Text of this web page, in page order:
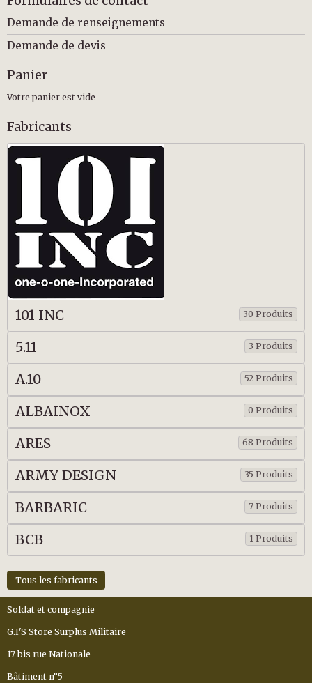
Demande de renseignements
Demande de devis
Panier
Votre panier est vide
Fabricants
101 INC 30 Produits
5.11 3 Produits
A.10 52 Produits
ALBAINOX 0 Produits
ARES 68 Produits
ARMY DESIGN 35 Produits
BARBARIC 7 Produits
BCB 1 Produits
Tous les fabricants
Soldat et compagnie
G.I'S Store Surplus Militaire
17 bis rue Nationale
Bâtiment n°5